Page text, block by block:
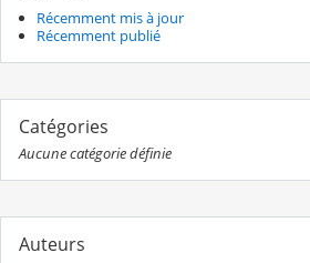
Récemment mis à jour
Récemment publié
Catégories
Aucune catégorie définie
Auteurs